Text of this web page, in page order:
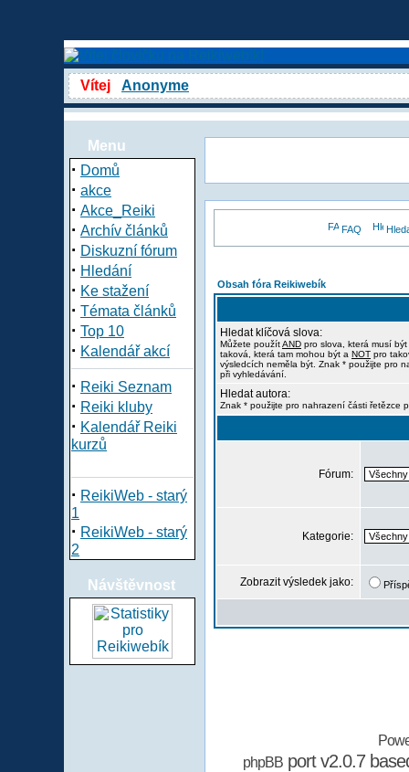
Vítej Anonyme
Menu
· Domů
· akce
· Akce_Reiki
· Archív článků
· Diskuzní fórum
· Hledání
· Ke stažení
· Témata článků
· Top 10
· Kalendář akcí
· Reiki Seznam
· Reiki kluby
· Kalendář Reiki
kurzů
· ReikiWeb - starý
1
· ReikiWeb - starý
2
Návštěvnost
FAQ
Obsah fóra Reikiwebík
Hledat klíčová slova:
Můžete použítAND pro slova, která musí
taková, která tam mohou být a NOT pro
výsledcích neměla být. Znak * použijte pro
při vyhledávání.
Hledat autora:
Znak * použijte pro nahrazení části řetězce
Fórum:
Kategorie:
Zobrazit výsledek jako:
phpBBport v2.0.7